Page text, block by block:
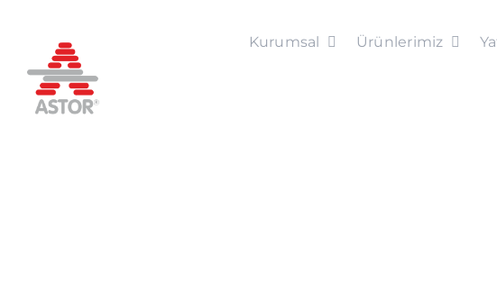
content
Kurumsal Ürünlerimiz